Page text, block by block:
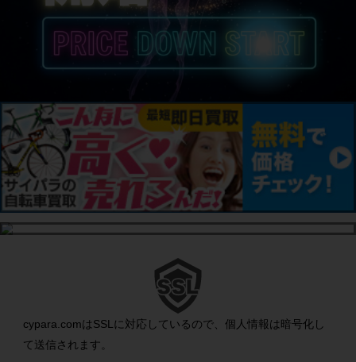
cypara.comはSSLに対応しているので、個人情報は暗号化し
て送信されます。